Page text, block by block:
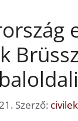
Szerző: